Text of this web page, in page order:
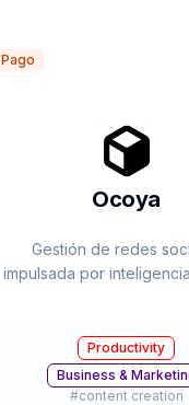
Pago
Ocoya
Gestión de redes
impulsada por
Productivity
Business &
#content creation